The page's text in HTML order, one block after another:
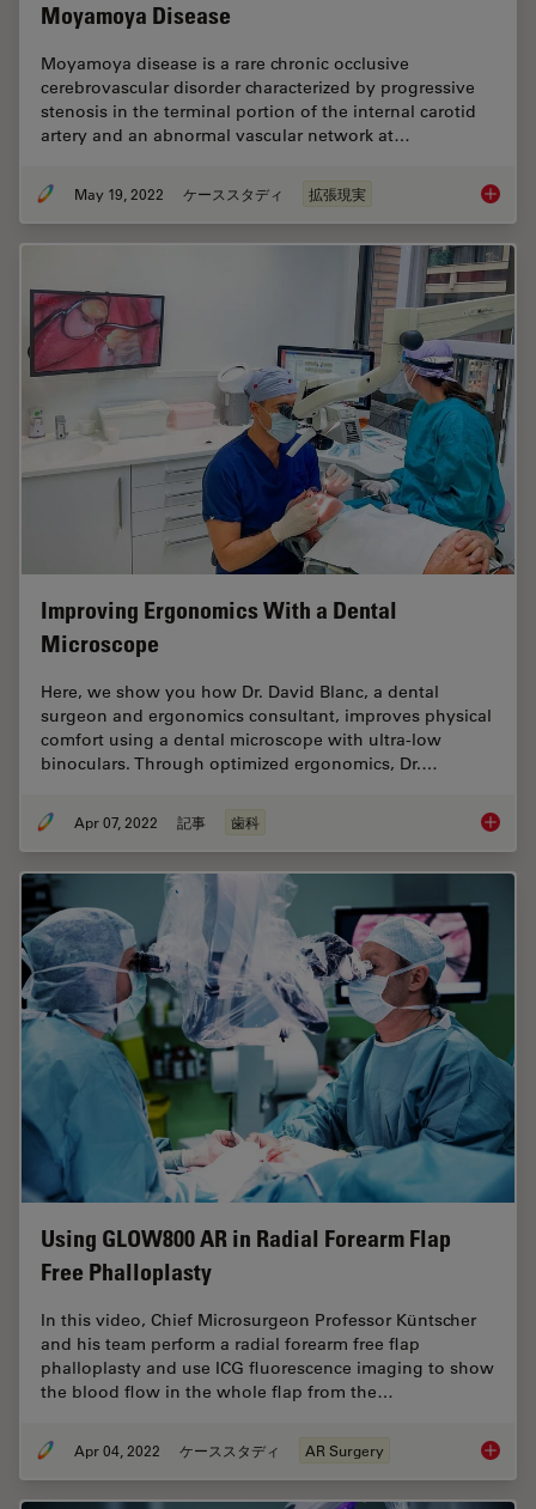
Moyamoya Disease
Moyamoya disease is a rare chronic occlusive
cerebrovascular disorder characterized by progressive
stenosis in the terminal portion of the internal carotid
artery and an abnormal vascular network at…
May 19, 2022 ケーススタディ 拡張現実 How
Improving Ergonomics With a Dental
Microscope
Here, we show you how Dr. David Blanc, a dental
surgeon and ergonomics consultant, improves physical
comfort using a dental microscope with ultra-low
binoculars. Through optimized ergonomics, Dr.…
Apr 07, 2022 記事 歯科
Using GLOW800 AR in Radial Forearm Flap
Free Phalloplasty
In this video, Chief Microsurgeon Professor Küntscher
and his team perform a radial forearm free flap
phalloplasty and use ICG fluorescence imaging to show
the blood flow in the whole flap from the…
Apr 04, 2022 ケーススタディ AR Surgery Using